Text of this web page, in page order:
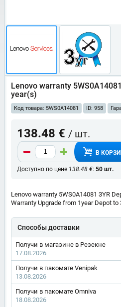
Lenovo warranty
year(s)
Код товара: 5WS0A14081 ID: 958
138.48 € / шт.
В
Доступно по цене 138.48 €: 50 шт.
Lenovo warranty 5WS0A14081 3YR
Warranty Upgrade from 1year Depot to
Способы доставки
Получи в магазине в Резекне
17.08.2026
Получи в пакомате Venipak
13.08.2026
Получи в пакомате Omniva
18.08.2026